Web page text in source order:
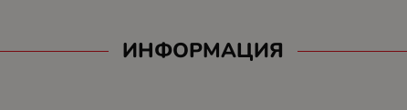
ИНФОРМАЦИЯ